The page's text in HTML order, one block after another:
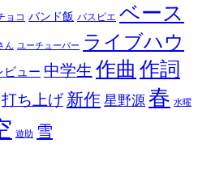
ョコ バンド飯 パスピエ ベース
ん ユーチューバー
ライブハウ
ビュー 中学生 作曲 作詞
打ち上げ 新作 星野源 春 水曜
遊助 雪